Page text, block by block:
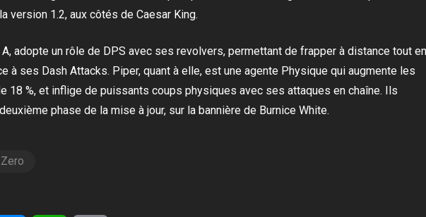
version 1.2, aux côtés de Caesar King.
A, adopte un rôle de DPS avec ses revolvers, permettant de frapper à distance tout en
à ses Dash Attacks. Piper, quant à elle, est une agente Physique qui augmente les
18 %, et inflige de puissants coups physiques avec ses attaques en chaîne. Ils
phase de la mise à jour, sur la bannière de Burnice White.